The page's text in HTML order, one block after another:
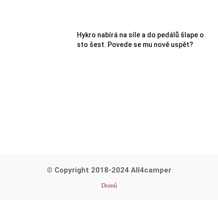
Hykro nabírá na síle a do pedálů šlape o
sto šest. Povede se mu nově uspět?
© Copyright 2018-2024 All4camper
Domů